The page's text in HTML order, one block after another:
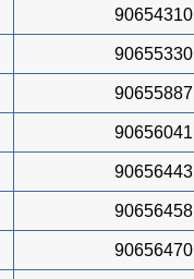
90654310
90655330
90655887
90656041
90656443
90656458
90656470